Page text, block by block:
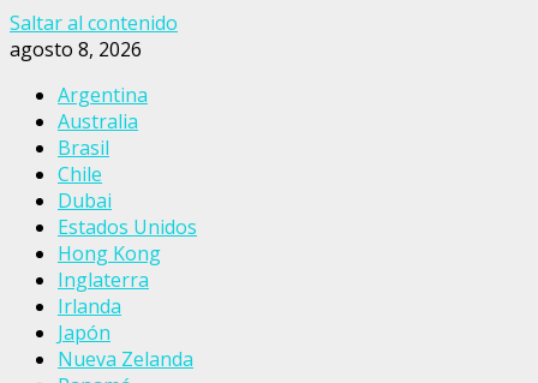
Saltar al contenido
agosto 8, 2026
Argentina
Australia
Brasil
Chile
Dubai
Estados Unidos
Hong Kong
Inglaterra
Irlanda
Japón
Nueva Zelanda